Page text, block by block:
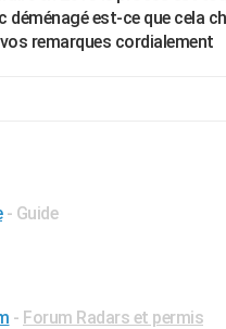
est-ce que cela
remarques cordialement
- Guide
- Forum Radars et permis